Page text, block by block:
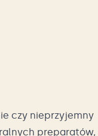
czy nieprzyjemny
preparatów,